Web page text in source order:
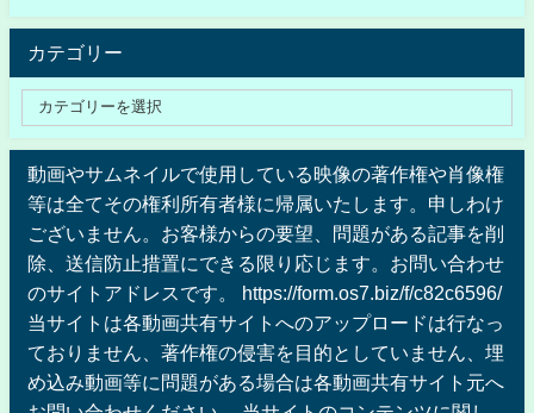
カテゴリー
動画やサムネイルで使用している映像の著作権や肖像権
等は全てその権利所有者様に帰属いたします。申しわけ
ございません。お客様からの要望、問題がある記事を削
除、送信防止措置にできる限り応じます。お問い合わせ
のサイトアドレスです。 https://form.os7.biz/f/c82c6596/
当サイトは各動画共有サイトへのアップロードは行なっ
ておりません、著作権の侵害を目的としていません、埋
め込み動画等に問題がある場合は各動画共有サイト元へ